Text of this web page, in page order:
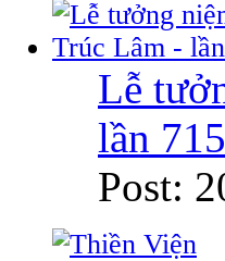
Lễ
lần 715
Post: